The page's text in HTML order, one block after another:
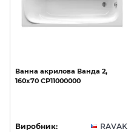
Ванна акрилова Ванда 2,
160х70 CP11000000
Виробник: RAVAK